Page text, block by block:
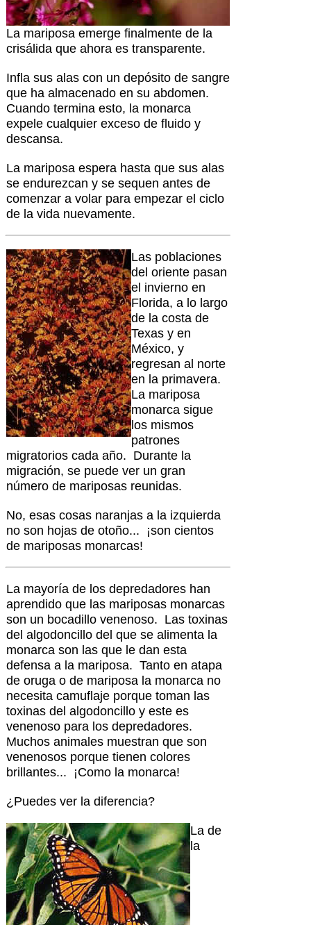
La mariposa emerge finalmente de la
crisálida que ahora es transparente.
Infla sus alas con un depósito de sangre
que ha almacenado en su abdomen.
Cuando termina esto, la monarca
expele cualquier exceso de fluido y
descansa.
La mariposa espera hasta que sus alas
se endurezcan y se sequen antes de
comenzar a volar para empezar el ciclo
de la vida nuevamente.
Las poblaciones
del oriente pasan
el invierno en
Florida, a lo largo
de la costa de
Texas y en
México, y
regresan al norte
en la primavera.
La mariposa
monarca sigue
los mismos
patrones
migratorios cada año. Durante la
migración, se puede ver un gran
número de mariposas reunidas.
No, esas cosas naranjas a la izquierda
no son hojas de otoño... ¡son cientos
de mariposas monarcas!
La mayoría de los depredadores han
aprendido que las mariposas monarcas
son un bocadillo venenoso. Las toxinas
del algodoncillo del que se alimenta la
monarca son las que le dan esta
defensa a la mariposa. Tanto en atapa
de oruga o de mariposa la monarca no
necesita camuflaje porque toman las
toxinas del algodoncillo y este es
venenoso para los depredadores.
Muchos animales muestran que son
venenosos porque tienen colores
brillantes... ¡Como la monarca!
¿Puedes ver la diferencia?
La de
la